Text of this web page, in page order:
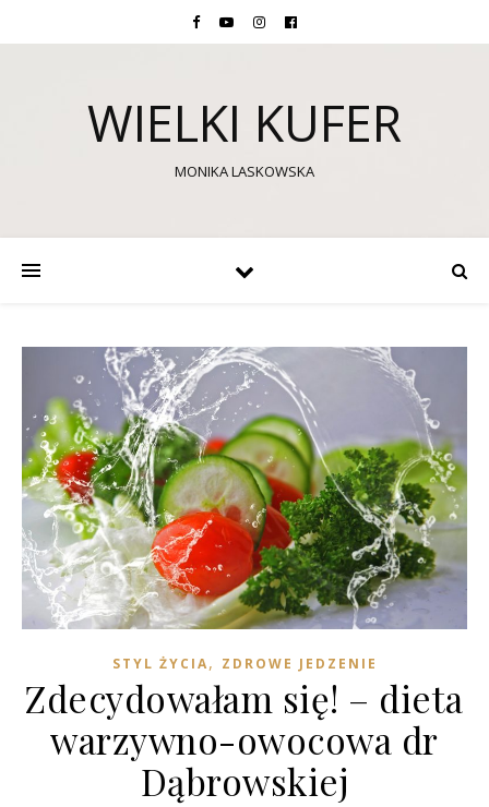
WIELKI KUFER
MONIKA LASKOWSKA
STYL ŻYCIA, ZDROWE JEDZENIE
Zdecydowałam się! – dieta
warzywno-owocowa dr
Dąbrowskiej